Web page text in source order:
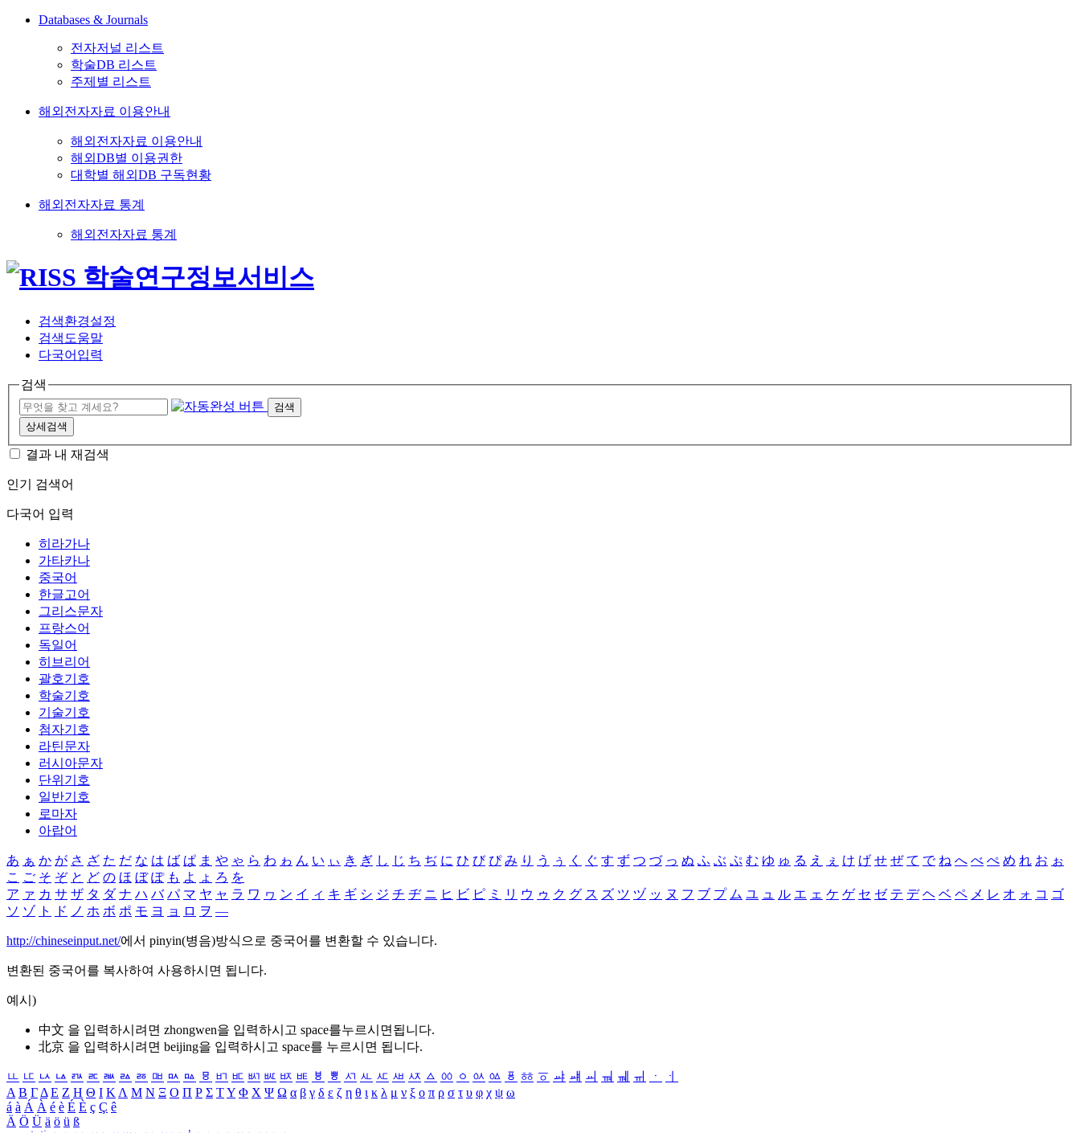
Databases & Journals
전자저널 리스트
학술DB 리스트
주제별 리스트
해외전자자료 이용안내
해외전자자료 이용안내
해외DB별 이용권한
대학별 해외DB 구독현황
해외전자자료 통계
해외전자자료 통계
검색환경설정
검색도움말
다국어입력
검색
검색
상세검색
결과 내 재검색
인기 검색어
다국어 입력
히라가나
가타카나
중국어
한글고어
그리스문자
프랑스어
독일어
히브리어
괄호기호
학술기호
기술기호
첨자기호
라틴문자
러시아문자
단위기호
일반기호
로마자
아랍어
あ ぁ か が さ ざ た だ な は ば ぱ ま や ゃ ら わ ゎ ん い ぃ き ぎ し じ ち ぢ に ひ び ぴ み り う ぅ く ぐ す ず つ づ っ ぬ ふ ぶ ぷ む ゆ ゅ る え ぇ け げ せ ぜ て で ね へ べ ぺ め れ お ぉ
こ ご そ ぞ と ど の ほ ぼ ぽ も よ ょ ろ を
ア ァ カ サ ザ タ ダ ナ ハ バ パ マ ヤ ャ ラ ワ ヮ ン イ ィ キ ギ シ ジ チ ヂ ニ ヒ ビ ピ ミ リ ウ ゥ ク グ ス ズ ツ ヅ ッ ヌ フ ブ プ ム ユ ュ ル エ ェ ケ ゲ セ ゼ テ デ ヘ ベ ペ メ レ オ ォ コ ゴ
ソ ゾ ト ド ノ ホ ボ ポ モ ヨ ョ ロ ヲ ―
http://chineseinput.net/에서 pinyin(병음)방식으로 중국어를 변환할 수 있습니다.
변환된 중국어를 복사하여 사용하시면 됩니다.
예시)
中文 을 입력하시려면 zhongwen을 입력하시고 space를누르시면됩니다.
北京 을 입력하시려면 beijing을 입력하시고 space를 누르시면 됩니다.
ㅥ ㅦ ㅧ ㅨ ㅩ ㅪ ㅫ ㅬ ㅭ ㅮ ㅯ ㅰ ㅱ ㅲ ㅳ ㅴ ㅵ ㅶ ㅷ ㅸ ㅹ ㅺ ㅻ ㅼ ㅽ ㅾ ㅿ ㆀ ㆁ ㆂ ㆃ ㆄ ㆅ ㆆ ㆇ ㆈ ㆉ ㆊ ㆋ ㆌ ㆍ
ㆎ
Α Β ΓΔ Ε Ζ Η Θ Ι ΚΛ Μ Ν Ξ Ο Π Ρ Σ ΤΥ Φ Χ Ψ Ω α β γ δ ε ζ η θ ι κ λ μ ν ξ ο π ρ σ τ υ φ χ ψ ω
á à Á À é è É È ç Ç ê
Ä Ö Ü ä ö ü ß